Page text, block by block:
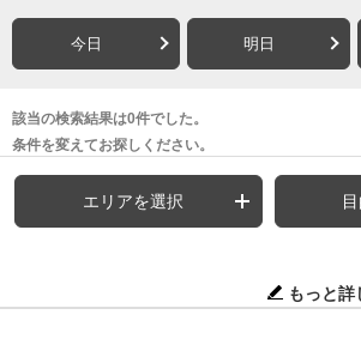
今日 明日
該当の検索結果は0件でした。
条件を変えてお探しください。
エリアを選択
もっと詳